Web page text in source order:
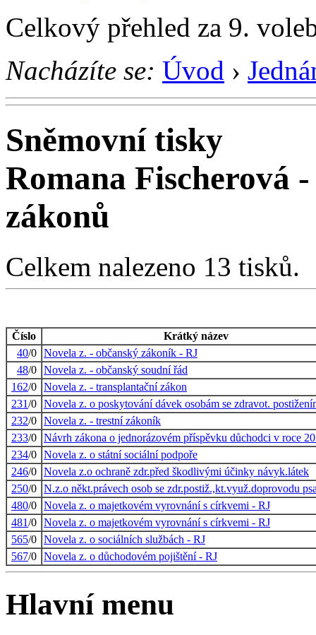
Celkový přehled za 9.
Nacházíte se: Úvod ›
Sněmovní tisky
Romana Fischerová
zákonů
Celkem nalezeno 13 tisků.
Číslo
Krátký název
40/0 Novela z. - občanský zákoník - RJ
48/0 Novela z. - občanský soudní řád
162/0 Novela z. - transplantační zákon
231/0 Novela z. o poskytování dávek osobám se zdravot.
232/0 Novela z. - trestní zákoník
233/0 Návrh zákona o jednorázovém příspěvku důchodci v roce
234/0 Novela z. o státní sociální podpoře
246/0 Novela z.o ochraně zdr.před škodlivými účinky návyk.látek
250/0 N.z.o někt.právech osob se zdr.postiž.,kt.využ.doprovodu
480/0 Novela z. o majetkovém vyrovnání s církvemi - RJ
481/0 Novela z. o majetkovém vyrovnání s církvemi - RJ
565/0 Novela z. o sociálních službách - RJ
567/0 Novela z. o důchodovém pojištění - RJ
Hlavní menu